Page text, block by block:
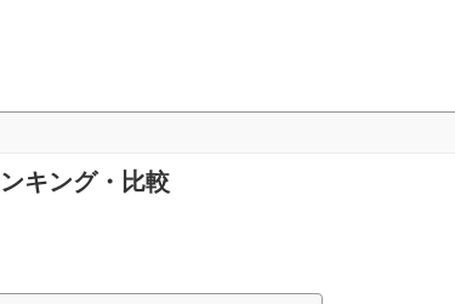
キング・比較